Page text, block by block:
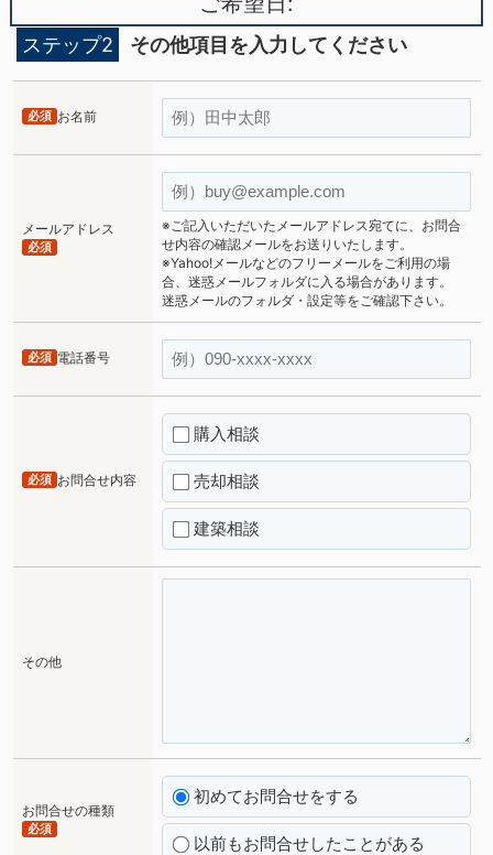
ステップ2 その他項目を入力してください
お名前
必須
メールアドレス
必須
※ご記入いただいたメールアドレス宛てに、お問合
せ内容の確認メールをお送りいたします。
※Yahoo!メールなどのフリーメールをご利用の場
合、迷惑メールフォルダに入る場合があります。
迷惑メールのフォルダ・設定等をご確認下さい。
電話番号
必須
お問合せ内容
必須
購入相談
売却相談
建築相談
その他
お問合せの種類
必須
初めてお問合せをする
以前もお問合せしたことがある